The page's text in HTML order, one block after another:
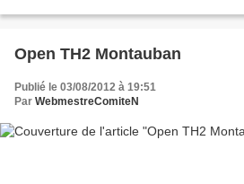
Open TH2 Montauban
Publié le 03/08/2012 à 19:51
Par WebmestreComiteN